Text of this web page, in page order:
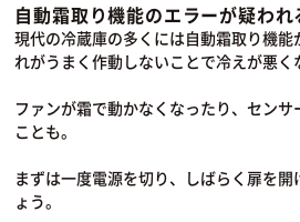
自動霜取り機能のエラーが疑われ
現代の冷蔵庫の多くには自動霜取り機
れがうまく作動しないことで冷えが悪く
ファンが霜で動かなくなったり、セン
ことも。
まずは一度電源を切り、しばらく扉を
ょう。